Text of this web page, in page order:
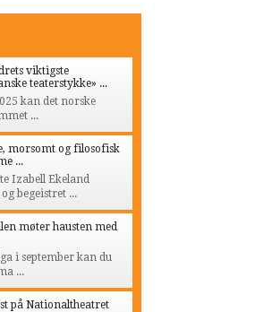
viktigste
teaterstykke» ...
kan det norske
...
morsomt og filosofisk
...
Izabell Ekeland
begeistret ...
møter hausten med
i september kan du
...
på Nationaltheatret